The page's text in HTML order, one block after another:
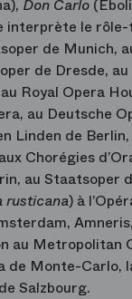
Don Carlo
interprète le
de Munich,
de Dresde,
Royal Opera
au Deutsche
Linden de
Chorégies
au Staatsoper
rusticana) à
au Metropolitan
de Monte-Carlo,
Salzbourg.